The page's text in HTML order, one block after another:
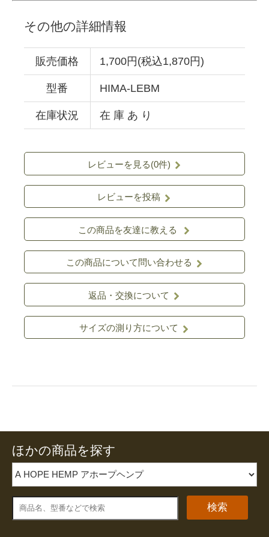
その他の詳細情報
販売価格 1,700円(税込1,870円)
型番 HIMA-LEBM
在庫状況 在 庫 あ り
レビューを見る(0件)
レビューを投稿
この商品を友達に教える
この商品について問い合わせる
返品・交換について
サイズの測り方について
ほかの商品を探す
検索